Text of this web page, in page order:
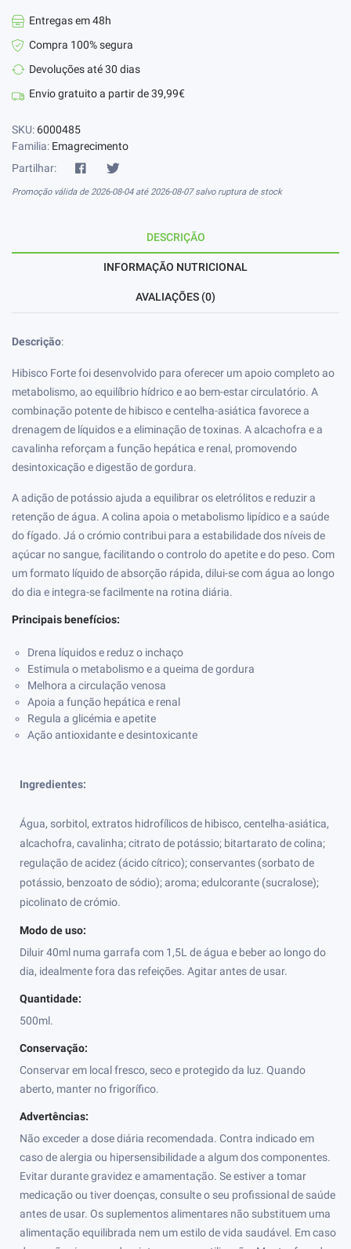
Entregas em 48h
Compra 100% segura
Devoluções até 30 dias
Envio gratuito a partir de 39,99€
SKU: 6000485
Familia: Emagrecimento
Partilhar:
Promoção válida de 2026-08-04 até 2026-08-07 salvo ruptura de stock
DESCRIÇÃO
INFORMAÇÃO NUTRICIONAL
AVALIAÇÕES (0)
Descrição:
Hibisco Forte foi desenvolvido para oferecer um apoio completo ao
metabolismo, ao equilíbrio hídrico e ao bem-estar circulatório. A
combinação potente de hibisco e centelha-asiática favorece a
drenagem de líquidos e a eliminação de toxinas. A alcachofra e a
cavalinha reforçam a função hepática e renal, promovendo
desintoxicação e digestão de gordura.
A adição de potássio ajuda a equilibrar os eletrólitos e reduzir a
retenção de água. A colina apoia o metabolismo lipídico e a saúde
do fígado. Já o crómio contribui para a estabilidade dos níveis de
açúcar no sangue, facilitando o controlo do apetite e do peso. Com
um formato líquido de absorção rápida, dilui-se com água ao longo
do dia e integra-se facilmente na rotina diária.
Principais benefícios:
Drena líquidos e reduz o inchaço
Estimula o metabolismo e a queima de gordura
Melhora a circulação venosa
Apoia a função hepática e renal
Regula a glicémia e apetite
Ação antioxidante e desintoxicante
Ingredientes:
Água, sorbitol, extratos hidrofílicos de hibisco, centelha-asiática,
alcachofra, cavalinha; citrato de potássio; bitartarato de colina;
regulação de acidez (ácido cítrico); conservantes (sorbato de
potássio, benzoato de sódio); aroma; edulcorante (sucralose);
picolinato de crómio.
Modo de uso:
Diluir 40ml numa garrafa com 1,5L de água e beber ao longo do
dia, idealmente fora das refeições. Agitar antes de usar.
Quantidade:
500ml.
Conservação:
Conservar em local fresco, seco e protegido da luz. Quando
aberto, manter no frigorífico.
Advertências:
Não exceder a dose diária recomendada. Contra indicado em
caso de alergia ou hipersensibilidade a algum dos componentes.
Evitar durante gravidez e amamentação. Se estiver a tomar
medicação ou tiver doenças, consulte o seu profissional de saúde
antes de usar. Os suplementos alimentares não substituem uma
alimentação equilibrada nem um estilo de vida saudável. Em caso